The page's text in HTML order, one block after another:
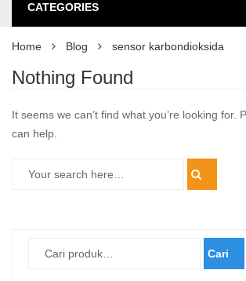
CATEGORIES
Home Blog sensor karbondioksida
Nothing Found
It seems we can’t find what you’re looking for.
can help.
Cari